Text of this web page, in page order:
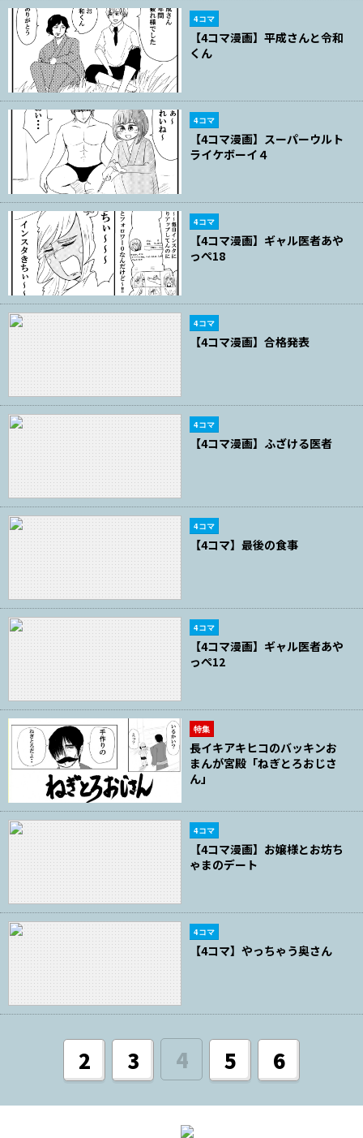
4コマ
【4コマ漫画】平成さんと令和
くん
4コマ
【4コマ漫画】スーパーウルト
ライケボーイ４
4コマ
【4コマ漫画】ギャル医者あや
っぺ18
4コマ
【4コマ漫画】合格発表
4コマ
【4コマ漫画】ふざける医者
4コマ
【4コマ】最後の食事
4コマ
【4コマ漫画】ギャル医者あや
っぺ12
特集
長イキアキヒコのバッキンお
まんが宮殿「ねぎとろおじさ
ん」
4コマ
【4コマ漫画】お嬢様とお坊ち
ゃまのデート
4コマ
【4コマ】やっちゃう奥さん
2 3 4 5 6